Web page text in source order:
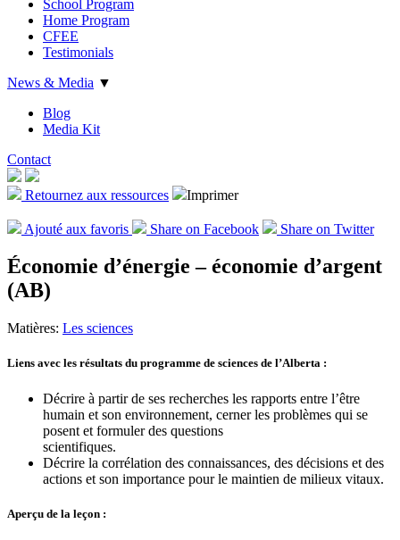
School Program
Home Program
CFEE
Testimonials
News & Media ▼
Blog
Media Kit
Contact
Retournez aux ressources Imprimer
Ajouté aux favoris Share on Facebook Share on Twitter
Économie d’énergie – économie d’argent
(AB)
Matières: Les sciences
Liens avec les résultats du programme de sciences de l’Alberta :
Décrire à partir de ses recherches les rapports entre l’être
humain et son environnement, cerner les problèmes qui se
posent et formuler des questions
scientifiques.
Décrire la corrélation des connaissances, des décisions et des
actions et son importance pour le maintien de milieux vitaux.
Aperçu de la leçon :